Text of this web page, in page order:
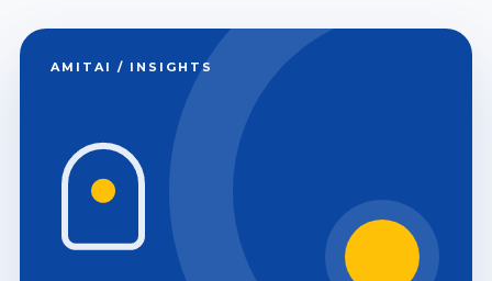
AMITAI / INSIGHTS